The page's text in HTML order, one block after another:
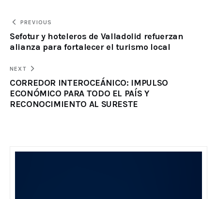
PREVIOUS
Sefotur y hoteleros de Valladolid refuerzan
alianza para fortalecer el turismo local
NEXT
CORREDOR INTEROCEÁNICO: IMPULSO
ECONÓMICO PARA TODO EL PAÍS Y
RECONOCIMIENTO AL SURESTE